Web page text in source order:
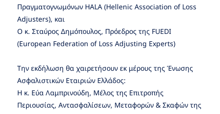
Πραγματογνωμόνων HALA (Hellenic Association of Loss
Adjusters), και
Ο κ. Σταύρος Δημόπουλος, Πρόεδρος της FUEDI
(European Federation of Loss Adjusting Experts)
Την εκδήλωση θα χαιρετήσουν εκ μέρους της Ένωσης
Ασφαλιστικών Εταιριών Ελλάδος:
Η κ. Εύα Λαμπρινούδη, Μέλος της Επιτροπής
Περιουσίας, Αντασφαλίσεων, Μεταφορών & Σκαφών της